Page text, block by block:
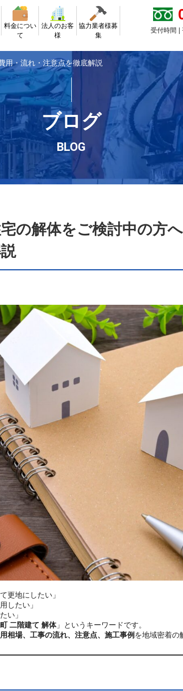
料金につい
て
法人のお客
様
協力業者様募
集
受付時間 |
用・流れ・注意点を徹底解説
ブログ
BLOG
の解体をご検討中の方
更地にしたい」
したい」
い」
二階建て 解体」というキーワードです。
相場、工事の流れ、注意点、施工事例 を地域密着の